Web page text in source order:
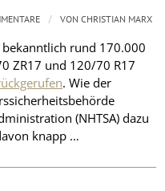
rund 170.000
ZR17 und 120/70 R17
. Wie der
(NHTSA) dazu
knapp …
/ VONCHRISTIAN MARX